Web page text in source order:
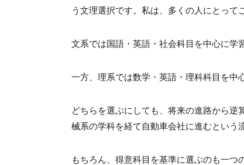
う文理選択です。私は、多くの人にとって
文系では国語・英語・社会科目を中心に学
一方、理系では数学・英語・理科科目を中
どちらを選ぶにしても、将来の進路から
械系の学科を経て自動車会社に進むという
もちろん、得意科目を基準に選ぶのも一